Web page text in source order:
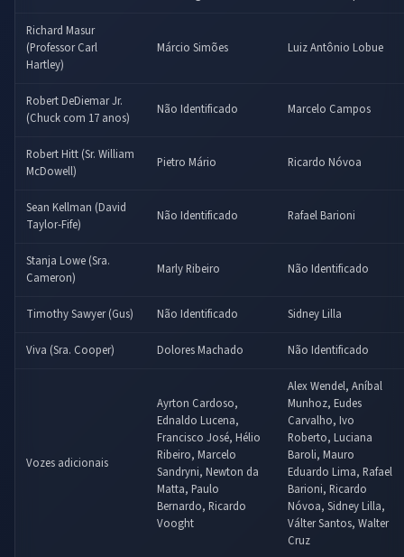
Richard Masur
(Professor Carl
Hartley)
Márcio Simões Luiz Antônio Lobue
Robert DeDiemar Jr.
(Chuck com 17 anos)
Não Identificado Marcelo Campos
Robert Hitt (Sr. William
McDowell)
Pietro Mário Ricardo Nóvoa
Sean Kellman (David
Taylor-Fife)
Não Identificado Rafael Barioni
Stanja Lowe (Sra.
Cameron)
Marly Ribeiro Não Identificado
Timothy Sawyer (Gus) Não Identificado Sidney Lilla
Viva (Sra. Cooper) Dolores Machado Não Identificado
Vozes adicionais
Ayrton Cardoso,
Ednaldo Lucena,
Francisco José, Hélio
Ribeiro, Marcelo
Sandryni, Newton da
Matta, Paulo
Bernardo, Ricardo
Vooght
Alex Wendel, Aníbal
Munhoz, Eudes
Carvalho, Ivo
Roberto, Luciana
Baroli, Mauro
Eduardo Lima, Rafael
Barioni, Ricardo
Nóvoa, Sidney Lilla,
Válter Santos, Walter
Cruz